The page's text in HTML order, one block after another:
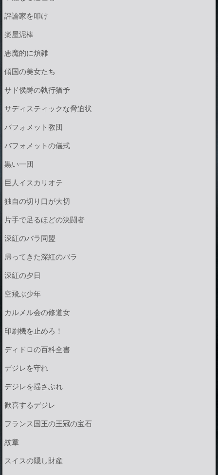
評論家を叩け
楽屋泥棒
悪魔的に煩雑
傾国の美女たち
サド侯爵の執行猶予
サディスティックな脅迫状
バフォメット教団
バフォメットの儀式
黒い一団
巨人イスカリオテ
独自の切り口が大切
片手で足るほどの決闘者
深紅のバラ同盟
帰ってきた深紅のバラ
深紅の夕日
空飛ぶ少年
カルメル会の修道女
印刷機を止めろ！
ディドロの百科全書
デジレを守れ
デジレを揺さぶれ
歓喜するデジレ
フランス国王の王冠の宝石
紋章
スイスの隠し財産